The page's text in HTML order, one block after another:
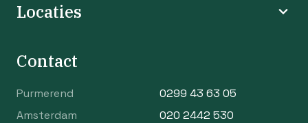
Locaties
Contact
Purmerend
0299 43 63 05
Amsterdam
020 2442 530